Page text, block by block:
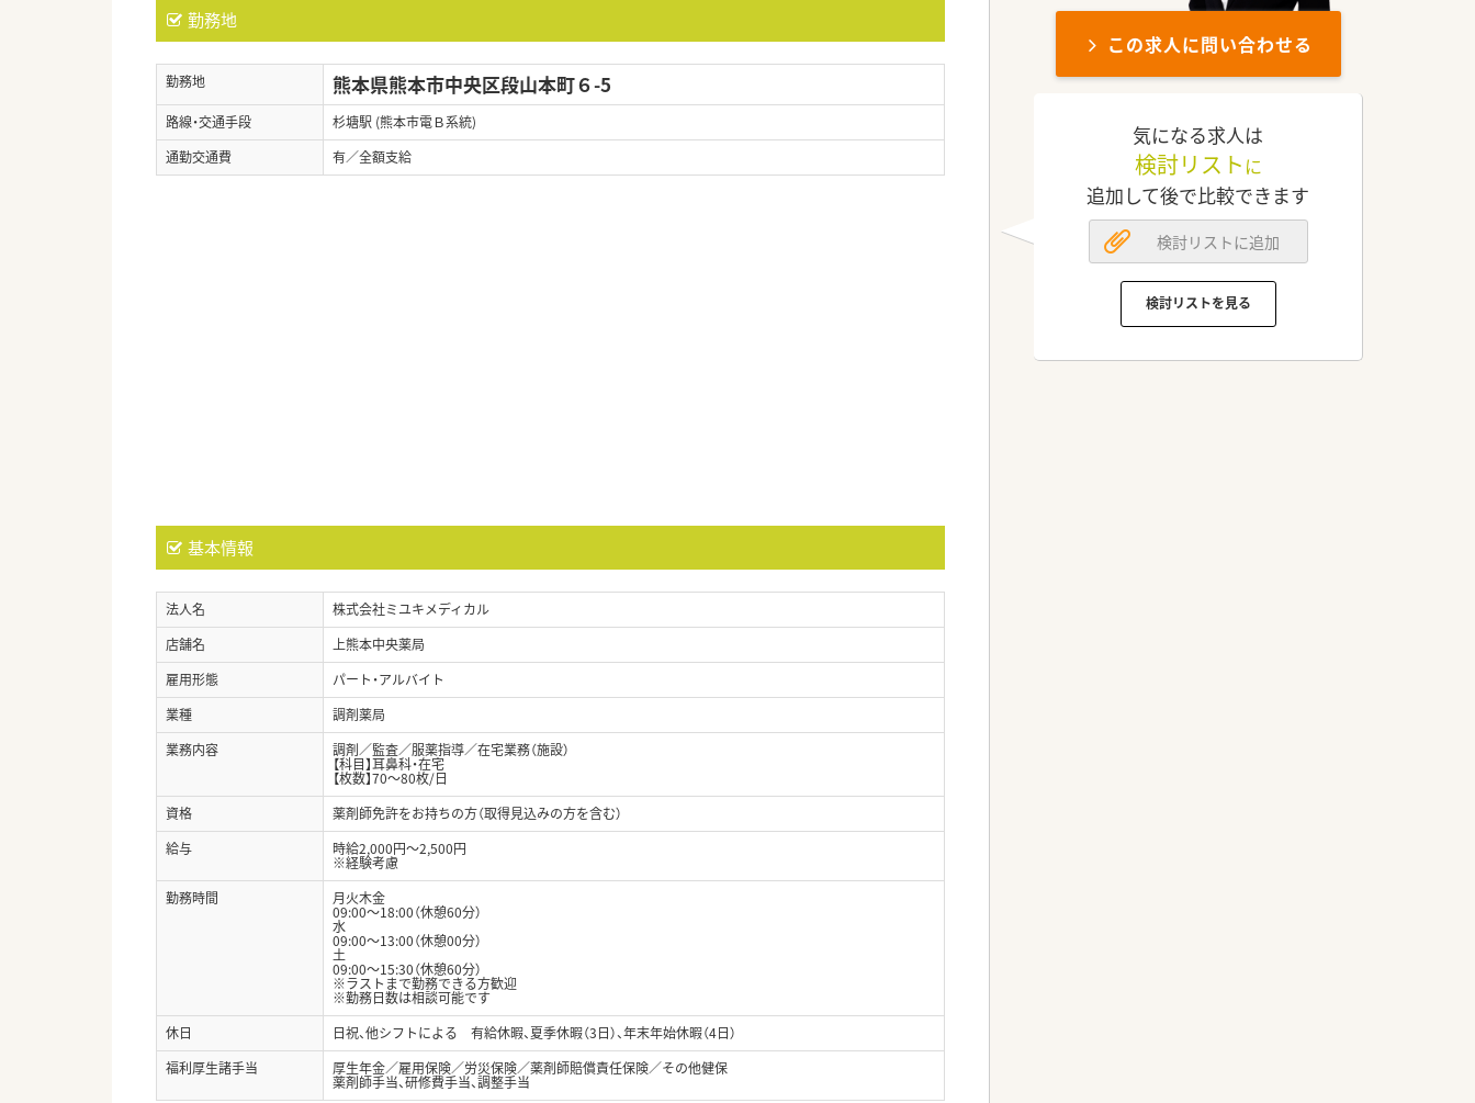
勤務地
勤務地 熊本県熊本市中央区段山本町６-5
路線・交通手段
杉塘駅 (熊本市電Ｂ系統)
通勤交通費
有／全額支給
基本情報
法人名
株式会社ミユキメディカル
店舗名
上熊本中央薬局
雇用形態
パート・アルバイト
業種
調剤薬局
業務内容
調剤／監査／服薬指導／在宅業務（施設）
【科目】耳鼻科・在宅
【枚数】70～80枚/日
資格
薬剤師免許をお持ちの方（取得見込みの方を含む）
給与
時給2,000円～2,500円
※経験考慮
勤務時間
月火木金
09:00～18:00（休憩60分）
水
09:00～13:00（休憩00分）
土
09:00～15:30（休憩60分）
※ラストまで勤務できる方歓迎
※勤務日数は相談可能です
休日
日祝、他シフトによる 有給休暇、夏季休暇（3日）、年末年始休暇（4日）
福利厚生諸手当
厚生年金／雇用保険／労災保険／薬剤師賠償責任保険／その他健保
薬剤師手当、研修費手当、調整手当
この求人に問い合わせる
気になる求人は
検討リスト に
追加して後で比較できます
検討リストに追加
検討リストを見る